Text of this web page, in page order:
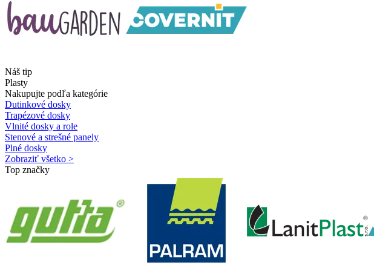
Náš tip
Plasty
Nakupujte podľa kategórie
Dutinkové dosky
Trapézové dosky
Vlnité dosky a role
Stenové a strešné panely
Plné dosky
Zobraziť všetko >
Top značky